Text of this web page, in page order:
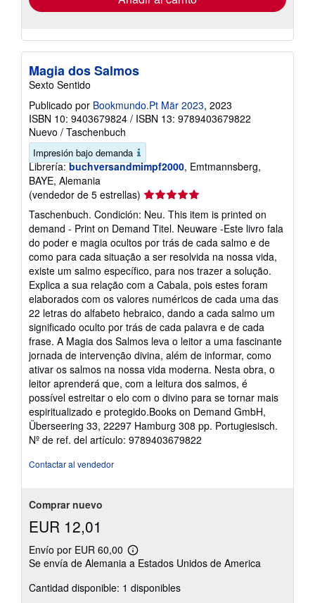
Magia dos Salmos
Sexto Sentido
Publicado por Bookmundo.Pt Mär 2023, 2023
ISBN 10: 9403679824 / ISBN 13: 9789403679822
Nuevo / Taschenbuch
Impresión bajo demanda
Librería: buchversandmimpf2000, Emtmannsberg,
BAYE, Alemania
(vendedor de 5 estrellas) Calificación
del
vendedor:
5
de
5
estrellas
Taschenbuch. Condición: Neu. This item is printed on
demand - Print on Demand Titel. Neuware -Este livro fala
do poder e magia ocultos por trás de cada salmo e de
como para cada situação a ser resolvida na nossa vida,
existe um salmo específico, para nos trazer a solução.
Explica a sua relação com a Cabala, pois estes foram
elaborados com os valores numéricos de cada uma das
22 letras do alfabeto hebraico, dando a cada salmo um
significado oculto por trás de cada palavra e de cada
frase. A Magia dos Salmos leva o leitor a uma fascinante
jornada de intervenção divina, além de informar, como
ativar os salmos na nossa vida moderna. Nesta obra, o
leitor aprenderá que, com a leitura dos salmos, é
possível estreitar o elo com o divino para se tornar mais
espiritualizado e protegido.Books on Demand GmbH,
Überseering 33, 22297 Hamburg 308 pp. Portugiesisch.
Nº de ref. del artículo: 9789403679822
Contactar al vendedor
Comprar nuevo
EUR 12,01
Envío por EUR 60,00
Más
información
las
tarifas
Se envía de Alemania a Estados Unidos de America
Cantidad disponible: 1 disponibles